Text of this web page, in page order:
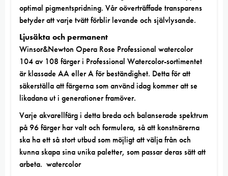
optimal pigmentspridning. Vår oöverträffade transparens
betyder att varje tvätt förblir levande och självlysande.
Ljusäkta och permanent
Winsor&Newton Opera Rose Professional watercolor
104 av 108 färger i Professional Watercolor-sortimentet
är klassade AA eller A för beständighet. Detta för att
säkerställa att färgerna som använd idag kommer att se
likadana ut i generationer framöver.
Varje akvarellfärg i detta breda och balanserade spektrum
på 96 färger har valt och formulera, så att konstnärerna
ska ha ett så stort utbud som möjligt att välja från och
kunna skapa sina unika paletter, som passar deras sätt att
arbeta. watercolor